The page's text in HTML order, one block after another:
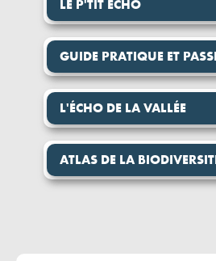
LE P'TIT ECHO
GUIDE PRATIQUE ET
L'ÉCHO DE LA VALLÉE
ATLAS DE LA